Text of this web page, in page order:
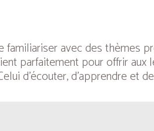
avec des thèmes
parfaitement pour offrir aux
d’écouter, d’apprendre et